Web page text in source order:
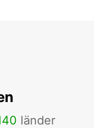
länder